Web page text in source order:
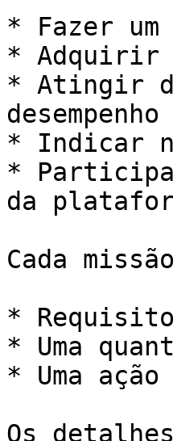
* Fazer
* Adquirir
* Atingir
desempenho
* Indicar
*
da
Cada
*
* Uma
* Uma
Os